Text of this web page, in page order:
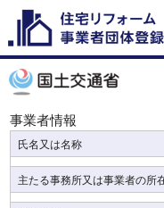
事業者情報
氏名又は名称
主たる事務所又は事業者の所